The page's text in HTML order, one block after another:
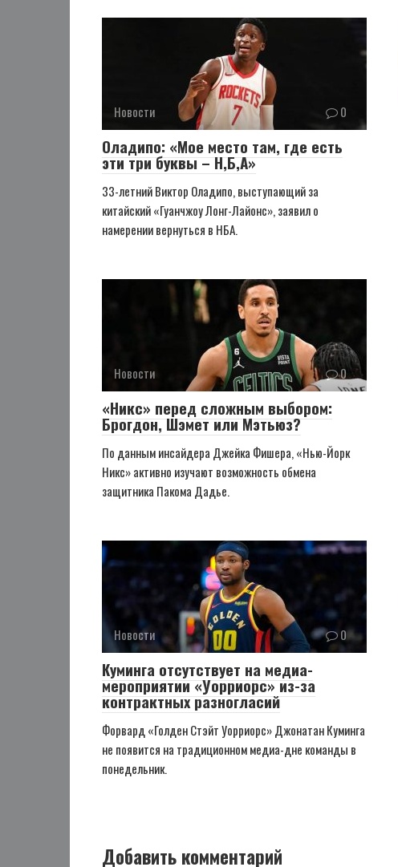
Новости 0
Оладипо: «Мое место там, где есть
эти три буквы – Н,Б,А»
33-летний Виктор Оладипо, выступающий за
китайский «Гуанчжоу Лонг-Лайонс», заявил о
намерении вернуться в НБА.
Новости 0
«Никс» перед сложным выбором:
Брогдон, Шэмет или Мэтьюз?
По данным инсайдера Джейка Фишера, «Нью-Йорк
Никс» активно изучают возможность обмена
защитника Пакома Дадье.
Новости 0
Куминга отсутствует на медиа-
мероприятии «Уорриорс» из-за
контрактных разногласий
Форвард «Голден Стэйт Уорриорс» Джонатан Куминга
не появится на традиционном медиа-дне команды в
понедельник.
Добавить комментарий